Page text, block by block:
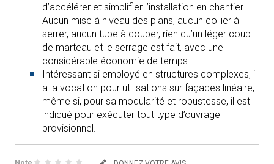
d’accélérer et simplifier l’installation en chantier.
Aucun mise à niveau des plans, aucun collier à
serrer, aucun tube à couper, rien qu’un léger coup
de marteau et le serrage est fait, avec une
considérable économie de temps.
Intéressant si employé en structures complexes, il
a la vocation pour utilisations sur façades linéaire,
même si, pour sa modularité et robustesse, il est
indiqué pour exécuter tout type d’ouvrage
provisionnel.